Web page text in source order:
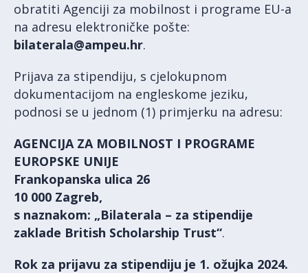
obratiti Agenciji za mobilnost i programe EU-a
na adresu elektroničke pošte:
bilaterala@ampeu.hr.
Prijava za stipendiju, s cjelokupnom
dokumentacijom na engleskome jeziku,
podnosi se u jednom (1) primjerku na adresu:
AGENCIJA ZA MOBILNOST I PROGRAME
EUROPSKE UNIJE
Frankopanska ulica 26
10 000 Zagreb,
s naznakom: „Bilaterala – za stipendije
zaklade British Scholarship Trust“.
Rok za prijavu za stipendiju je 1. ožujka 2024.